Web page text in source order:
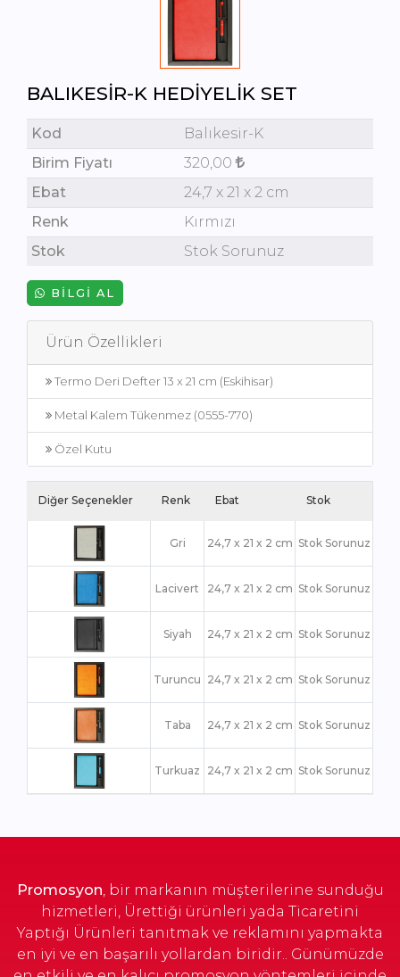
BALIKESIR-K HEDIYELIK SET
Kod
Balıkesir-K
Birim Fiyatı
320,00
Ebat
24,7 x 21 x 2 cm
Renk
Kırmızı
Stok
Stok Sorunuz
BILGI AL
Ürün Özellikleri
Termo Deri Defter 13 x 21 cm (Eskihisar)
Metal Kalem Tükenmez (0555-770)
Özel Kutu
Diğer Seçenekler Renk Ebat Stok
Gri 24,7 x 21 x 2 cm Stok Sorunuz
Lacivert 24,7 x 21 x 2 cm Stok Sorunuz
Siyah 24,7 x 21 x 2 cm Stok Sorunuz
Turuncu 24,7 x 21 x 2 cm Stok Sorunuz
Taba 24,7 x 21 x 2 cm Stok Sorunuz
Turkuaz 24,7 x 21 x 2 cm Stok Sorunuz
Promosyon, bir markanın müşterilerine sunduğu
hizmetleri, Ürettiği ürünleri yada Ticaretini
Yaptığı Ürünleri tanıtmak ve reklamını yapmakta
en iyi ve en başarılı yollardan biridir.. Günümüzde